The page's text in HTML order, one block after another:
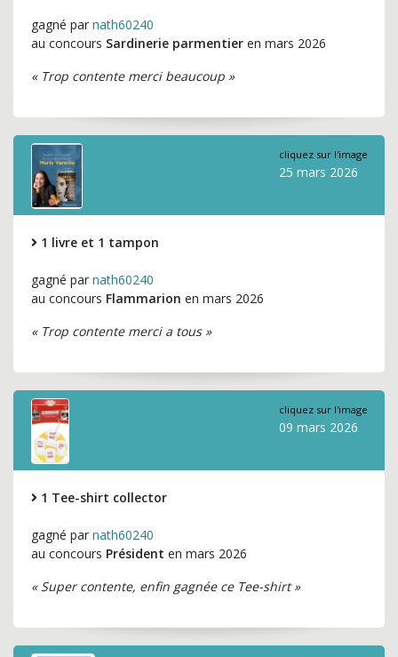
gagné par nath60240
au concours Sardinerie parmentier en mars 2026
« Trop contente merci beaucoup »
cliquez sur l'image
25 mars 2026
1 livre et 1 tampon
gagné par nath60240
au concours Flammarion en mars 2026
« Trop contente merci a tous »
cliquez sur l'image
09 mars 2026
1 Tee-shirt collector
gagné par nath60240
au concours Président en mars 2026
« Super contente, enfin gagnée ce Tee-shirt »